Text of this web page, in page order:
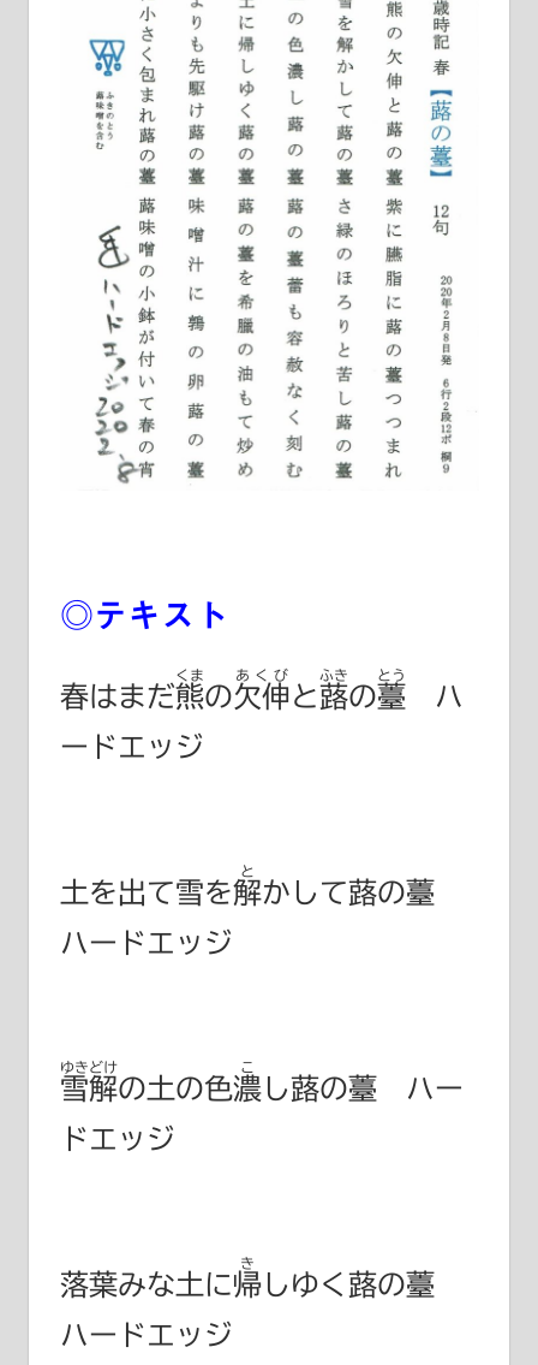
◎テキスト
春はまだ熊
くま
の欠伸
あくび
と蕗
ふき
の薹
とう
ハ
ードエッジ
土を出て雪を解
と
かして蕗の薹
ハードエッジ
雪解
ゆきどけ
の土の色濃
こ
し蕗の薹 ハー
ドエッジ
落葉みな土に帰
き
しゆく蕗の薹
ハードエッジ